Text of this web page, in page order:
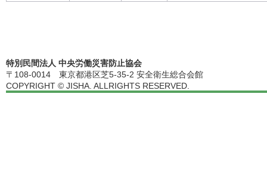
特別民間法人 中央労働災害防止協会
〒108-0014 東京都港区芝5-35-2 安全衛生総合会館
COPYRIGHT © JISHA. ALLRIGHTS RESERVED.